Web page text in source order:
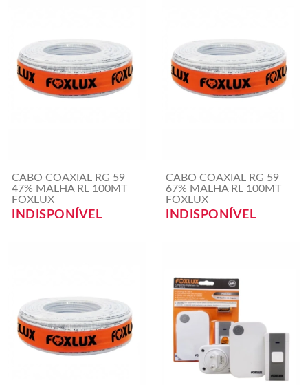
CABO COAXIAL RG 59
47% MALHA RL 100MT
FOXLUX
INDISPONÍVEL
CABO COAXIAL RG 59
67% MALHA RL 100MT
FOXLUX
INDISPONÍVEL